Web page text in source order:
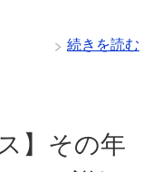
続きを読む
】その年